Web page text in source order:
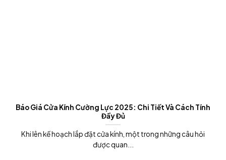
Báo Giá Cửa Kính Cường Lực 2025: Chi Tiết Và Cách Tính
Đầy Đủ
Khi lên kế hoạch lắp đặt cửa kính, một trong những câu hỏi
được quan...